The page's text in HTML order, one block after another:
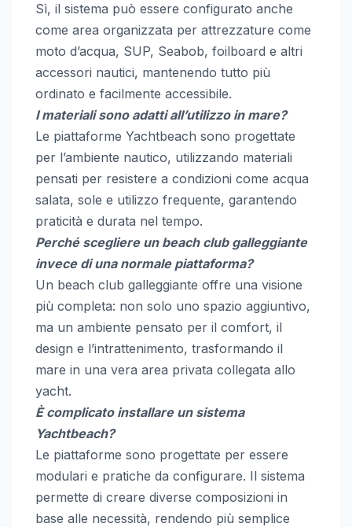
Sì, il sistema può essere configurato anche
come area organizzata per attrezzature come
moto d’acqua, SUP, Seabob, foilboard e altri
accessori nautici, mantenendo tutto più
ordinato e facilmente accessibile.
I materiali sono adatti all’utilizzo in mare?
Le piattaforme Yachtbeach sono progettate
per l’ambiente nautico, utilizzando materiali
pensati per resistere a condizioni come acqua
salata, sole e utilizzo frequente, garantendo
praticità e durata nel tempo.
Perché scegliere un beach club galleggiante
invece di una normale piattaforma?
Un beach club galleggiante offre una visione
più completa: non solo uno spazio aggiuntivo,
ma un ambiente pensato per il comfort, il
design e l’intrattenimento, trasformando il
mare in una vera area privata collegata allo
yacht.
È complicato installare un sistema
Yachtbeach?
Le piattaforme sono progettate per essere
modulari e pratiche da configurare. Il sistema
permette di creare diverse composizioni in
base alle necessità, rendendo più semplice